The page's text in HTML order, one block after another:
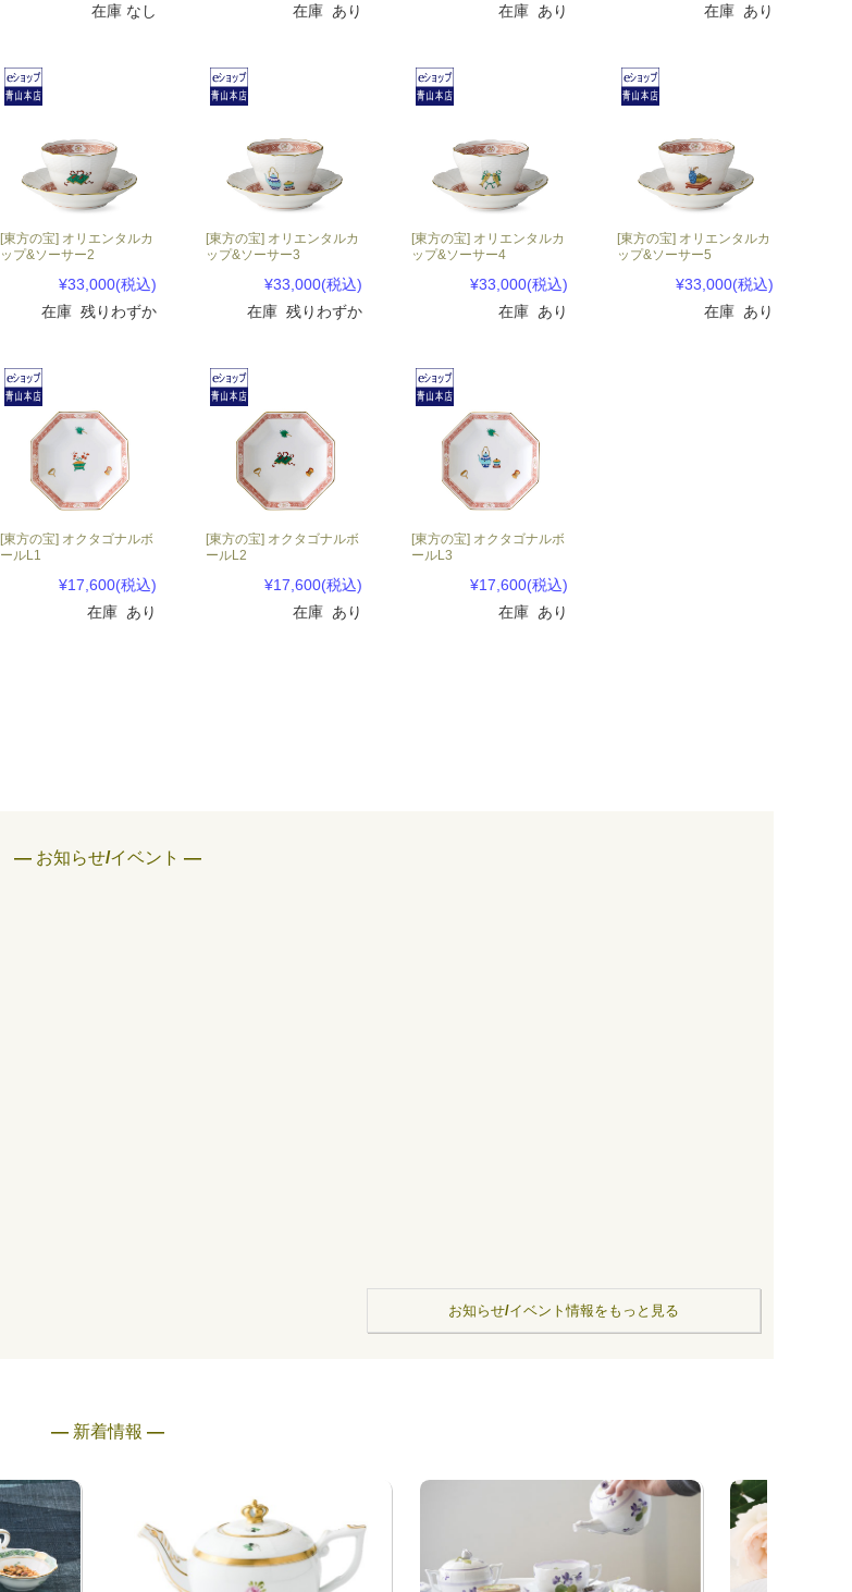
在庫 なし
在庫 あり
在庫 あり
在庫 あり
[東方の宝] オリエンタルカ
ップ&ソーサー2
¥33,000(税込)
在庫 残りわずか
[東方の宝] オリエンタルカ
ップ&ソーサー3
¥33,000(税込)
在庫 残りわずか
[東方の宝] オリエンタルカ
ップ&ソーサー4
¥33,000(税込)
在庫 あり
[東方の宝] オリエンタルカ
ップ&ソーサー5
¥33,000(税込)
在庫 あり
[東方の宝] オクタゴナルボ
ールL1
¥17,600(税込)
在庫 あり
[東方の宝] オクタゴナルボ
ールL2
¥17,600(税込)
在庫 あり
[東方の宝] オクタゴナルボ
ールL3
¥17,600(税込)
在庫 あり
― お知らせ/イベント ―
お知らせ/イベント情報をもっと見る
― 新着情報 ―